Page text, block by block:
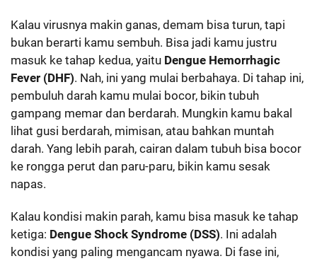
Kalau virusnya makin ganas, demam bisa turun, tapi
bukan berarti kamu sembuh. Bisa jadi kamu justru
masuk ke tahap kedua, yaitu Dengue Hemorrhagic
Fever (DHF). Nah, ini yang mulai berbahaya. Di tahap ini,
pembuluh darah kamu mulai bocor, bikin tubuh
gampang memar dan berdarah. Mungkin kamu bakal
lihat gusi berdarah, mimisan, atau bahkan muntah
darah. Yang lebih parah, cairan dalam tubuh bisa bocor
ke rongga perut dan paru-paru, bikin kamu sesak
napas.
Kalau kondisi makin parah, kamu bisa masuk ke tahap
ketiga: Dengue Shock Syndrome (DSS). Ini adalah
kondisi yang paling mengancam nyawa. Di fase ini,